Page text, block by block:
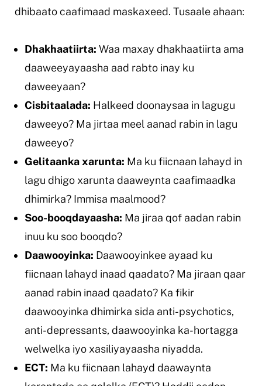
dhibaato caafimaad maskaxeed. Tusaale ahaan:
Dhakhaatiirta: Waa maxay dhakhaatiirta ama
daaweeyayaasha aad rabto inay ku
daweeyaan?
Cisbitaalada: Halkeed doonaysaa in lagugu
daweeyo? Ma jirtaa meel aanad rabin in lagu
daweeyo?
Gelitaanka xarunta: Ma ku fiicnaan lahayd in
lagu dhigo xarunta daaweynta caafimaadka
dhimirka? Immisa maalmood?
Soo-booqdayaasha: Ma jiraa qof aadan rabin
inuu ku soo booqdo?
Daawooyinka: Daawooyinkee ayaad ku
fiicnaan lahayd inaad qaadato? Ma jiraan qaar
aanad rabin inaad qaadato? Ka fikir
daawooyinka dhimirka sida anti-psychotics,
anti-depressants, daawooyinka ka-hortagga
welwelka iyo xasiliyayaasha niyadda.
ECT: Ma ku fiicnaan lahayd daawaynta